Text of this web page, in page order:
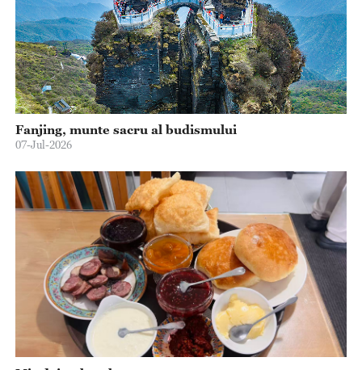
Fanjing, munte sacru al budismului
07-Jul-2026